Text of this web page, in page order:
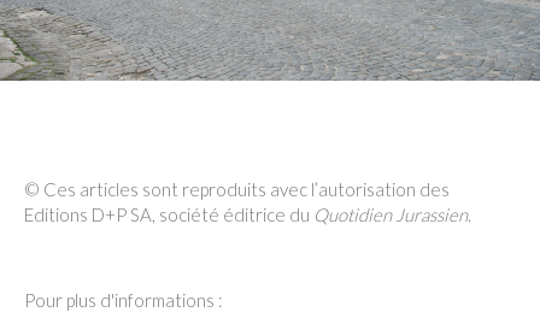
© Ces articles sont reproduits avec l’autorisation des
Editions D+P SA, société éditrice du Quotidien Jurassien.
Pour plus d'informations :